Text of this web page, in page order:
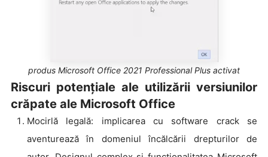
produs Microsoft Office 2021 Professional Plus activat
Riscuri potențiale ale utilizării versiunilor
crăpate ale Microsoft Office
Mocirlă legală: implicarea cu software crack se
aventurează în domeniul încălcării drepturilor de